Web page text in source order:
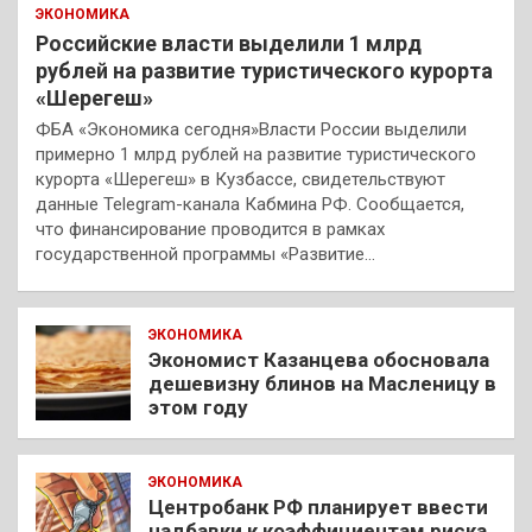
ЭКОНОМИКА
Российские власти выделили 1 млрд
рублей на развитие туристического курорта
«Шерегеш»
ФБА «Экономика сегодня»Власти России выделили
примерно 1 млрд рублей на развитие туристического
курорта «Шерегеш» в Кузбассе, свидетельствуют
данные Telegram-канала Кабмина РФ. Сообщается,
что финансирование проводится в рамках
государственной программы «Развитие…
ЭКОНОМИКА
Экономист Казанцева обосновала
дешевизну блинов на Масленицу в
этом году
ЭКОНОМИКА
Центробанк РФ планирует ввести